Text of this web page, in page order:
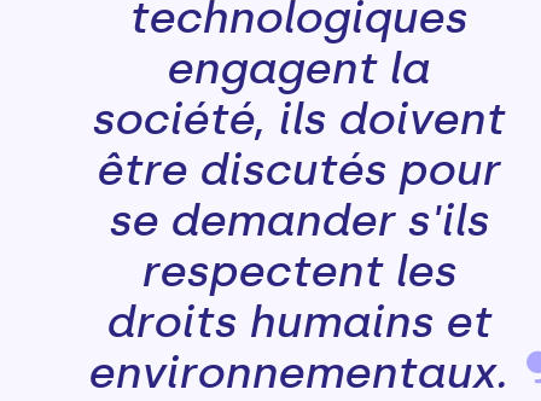
technologiques
engagent la
société, ils doivent
être discutés pour
se demander s'ils
respectent les
droits humains et
environnementaux.